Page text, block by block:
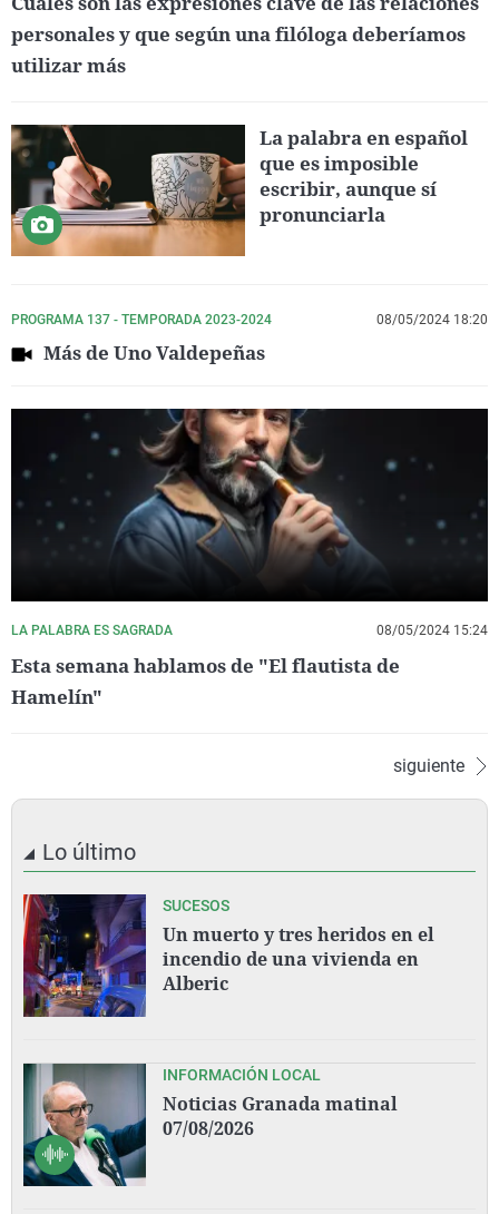
personales y que según una filóloga deberíamos
utilizar más
La palabra en español
que es imposible
escribir, aunque sí
pronunciarla
PROGRAMA 137 - TEMPORADA 2023-2024 08/05/2024 18:20
Más de Uno Valdepeñas
LA PALABRA ES SAGRADA 08/05/2024 15:24
Esta semana hablamos de "El flautista de
Hamelín"
siguiente
Lo último
SUCESOS
Un muerto y tres heridos en el
incendio de una vivienda en
Alberic
INFORMACIÓN LOCAL
Noticias Granada matinal
07/08/2026